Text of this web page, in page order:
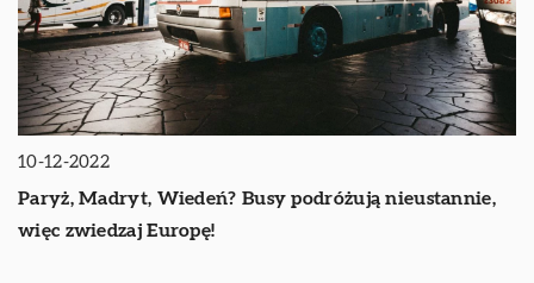
10-12-2022
Paryż, Madryt, Wiedeń? Busy podróżują nieustannie,
więc zwiedzaj Europę!